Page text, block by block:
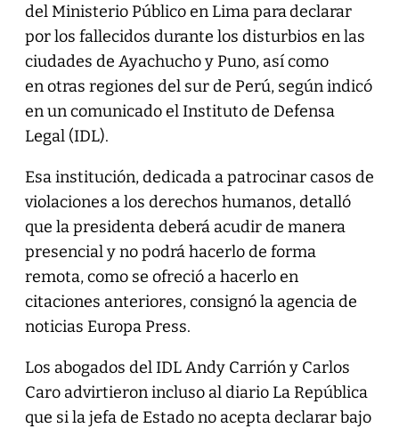
del Ministerio Público en Lima paradeclarar
por los fallecidos durante los disturbios en las
ciudades de Ayachucho y Puno, así como
en otras regiones del sur de Perú, según indicó
en un comunicado el Instituto de Defensa
Legal (IDL).
Esa institución, dedicada a patrocinar casos de
violaciones a los derechos humanos, detalló
que la presidenta deberá acudir de manera
presencial y no podrá hacerlo de forma
remota, como se ofreció a hacerlo en
citaciones anteriores, consignó la agencia de
noticias Europa Press.
Los abogados del IDL Andy Carrión y Carlos
Caro advirtieron incluso al diario La República
que si la jefa de Estado no acepta declarar bajo